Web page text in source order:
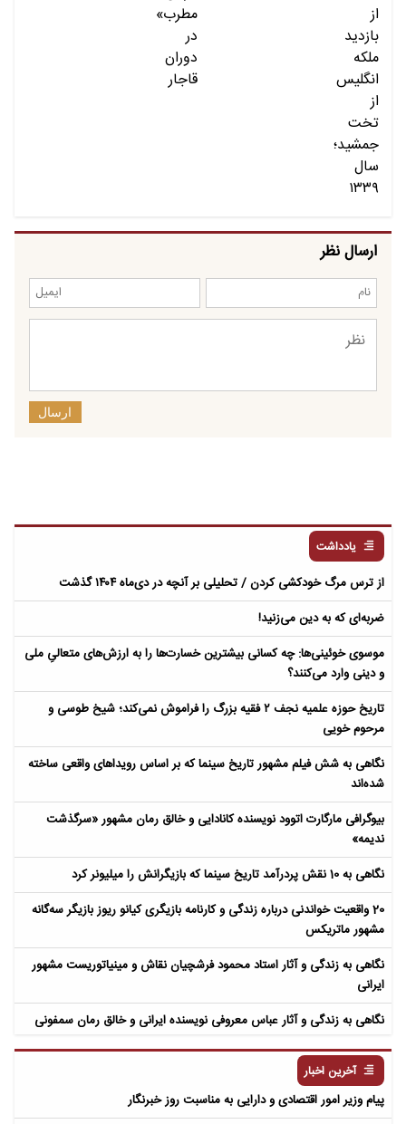
ارسال نظر
ارسال
یادداشت
از ترس مرگ خودکشی کردن / تحلیلی بر آنچه در دی‌ماه ۱۴۰۴ گذشت
ضربه‌ای که به دین می‌زنید!
موسوی خوئینی‌ها: چه کسانی بیشترین خسارت‌ها را به ارزش‌های متعالیِ ملی
و دینی وارد می‌کنند؟
تاریخ حوزه علمیه نجف ۲ فقیه بزرگ را فراموش نمی‌کند؛ شیخ طوسی و
مرحوم خویی
نگاهی به شش فیلم مشهور تاریخ سینما که بر اساس رویداهای واقعی ساخته
شده‌اند
بیوگرافی مارگارت اتوود نویسنده کانادایی و خالق رمان مشهور «سرگذشت
ندیمه»
نگاهی به 10 نقش پردرآمد تاریخ سینما که بازیگرانش را میلیونر کرد
20 واقعیت خواندنی درباره زندگی و کارنامه بازیگری کیانو ریوز بازیگر سه‌گانه
مشهور ماتریکس
نگاهی به زندگی و آثار استاد محمود فرشچیان نقاش و مینیاتوریست مشهور
ایرانی
نگاهی به زندگی و آثار عباس معروفی نویسنده ایرانی و خالق رمان سمفونی
آخرین اخبار
پیام وزیر امور اقتصادی و دارایی به مناسبت روز خبرنگار